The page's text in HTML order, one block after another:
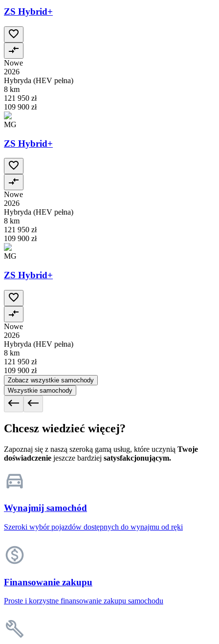
ZS Hybrid+
Nowe
2026
Hybryda (HEV pełna)
8 km
121 950 zł
109 900 zł
MG
ZS Hybrid+
Nowe
2026
Hybryda (HEV pełna)
8 km
121 950 zł
109 900 zł
MG
ZS Hybrid+
Nowe
2026
Hybryda (HEV pełna)
8 km
121 950 zł
109 900 zł
Zobacz wszystkie samochody
Wszystkie samochody
Chcesz wiedzieć więcej?
Zapoznaj się z naszą szeroką gamą usług, które uczynią Twoje
doświadczenie jeszcze bardziej satysfakcjonującym.
Wynajmij samochód
Szeroki wybór pojazdów dostępnych do wynajmu od ręki
Finansowanie zakupu
Proste i korzystne finansowanie zakupu samochodu